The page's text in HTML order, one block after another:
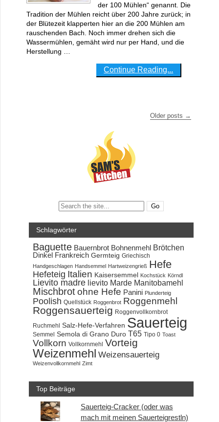
der 100 Mühlen“ genannt. Die
Tradition der Mühlen reicht über 200 Jahre zurück; in
der Blütezeit klapperten hier an die 200 Mühlen am
rauschenden Bach. Noch immer drehen sich die
Wassermühlen, gemäht wird nur per Hand, und die
Herstellung …
Continue Reading...
Older posts →
Search:
Schlagwörter
Baguette Bauernbrot Bohnenmehl Brötchen
Dinkel Frankreich Germteig Griechisch
Handgeschlagen Handsemmel Hartweizengrieß Hefe
Hefeteig Italien Kaisersemmel Kochstück Körndl
Lievito madre lievito Marde Manitobamehl
Mischbrot ohne Hefe Panini Plunderteig
Poolish Quellstück Roggenbrot Roggenmehl
Roggensauerteig Roggenvollkornbrot
Ruchmehl Salz-Hefe-Verfahren Sauerteig
Semmel Semola di Grano Duro T65 Tipo 0 Toast
Vollkorn Vollkornmehl Vorteig
Weizenmehl Weizensauerteig
Weizenvollkornmehl Zimt
Top Beiträge
Sauerteig-Cracker (oder was
mach mit meinen Sauerteigrestln)